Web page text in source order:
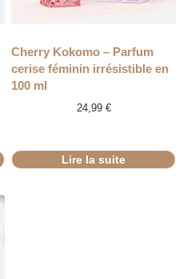
€.
RUPTURE
Cherry Kokomo – Parfum
cerise féminin irrésistible en
100 ml
24,99 €
Lire la suite